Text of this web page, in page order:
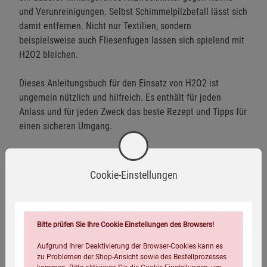
und Verunreinigungen. Selbst Schimmelpilzbefall lässt sich
damit entfernen. Nicht nur Textilien, sondern
beispielsweise auch Fliesenfugen lassen sich spielend mit
H2O2 bleichen.
Dieses Anleitungsbuch für den Einsatz von H2O2 ist
ungemein nützlich und hilfreich. Es enthält für jeden
Anlass und für jeden Zweck das beste Rezept und Tipps für
einen sicheren Umgang.
Cookie-Einstellungen
Bitte prüfen Sie Ihre Cookie Einstellungen des Browsers!
Aufgrund Ihrer Deaktivierung der Browser-Cookies kann es
zu Problemen der Shop-Ansicht sowie des Bestellprozesses